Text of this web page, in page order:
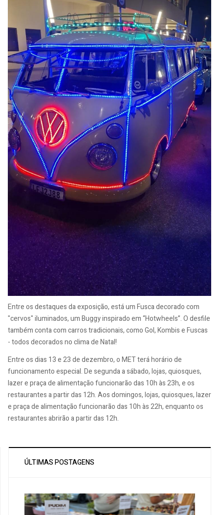
Entre os destaques da exposição, está um Fusca decorado com
"cervos" iluminados, um Buggy inspirado em “Hotwheels”. O desfile
também conta com carros tradicionais, como Gol, Kombis e Fuscas
- todos decorados no clima de Natal!
Entre os dias 13 e 23 de dezembro, o MET terá horário de
funcionamento especial. De segunda a sábado, lojas, quiosques,
lazer e praça de alimentação funcionarão das 10h às 23h, e os
restaurantes a partir das 12h. Aos domingos, lojas, quiosques, lazer
e praça de alimentação funcionarão das 10h às 22h, enquanto os
restaurantes abrirão a partir das 12h.
ÚLTIMAS POSTAGENS